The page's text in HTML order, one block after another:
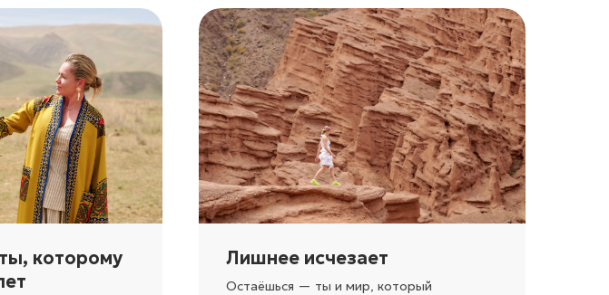
которому
Лишнее исчезает
Остаёшься — ты и мир, который